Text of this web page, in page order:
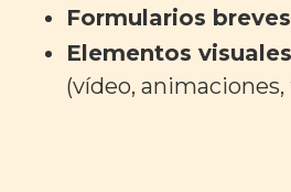
Formularios
Elementos
(vídeo,